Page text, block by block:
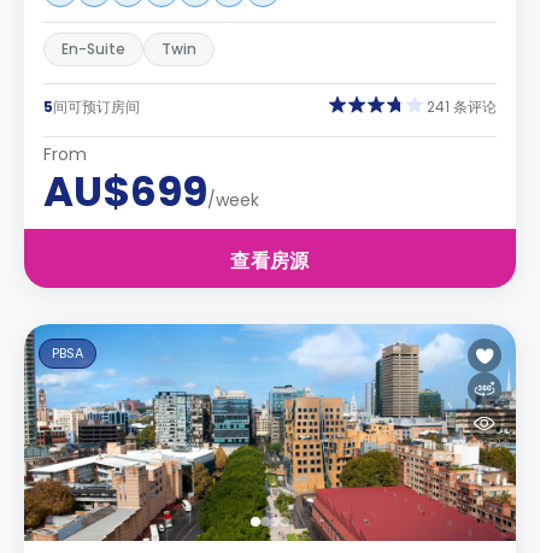
En-Suite Twin
5间可预订房间 241 条评论
From
AU$699/week
查看房源
PBSA